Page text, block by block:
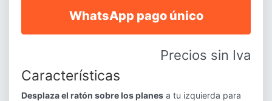
WhatsApp pago único
Precios sin Iva
Características
Desplaza el ratón sobre los planes a tu izquierda para